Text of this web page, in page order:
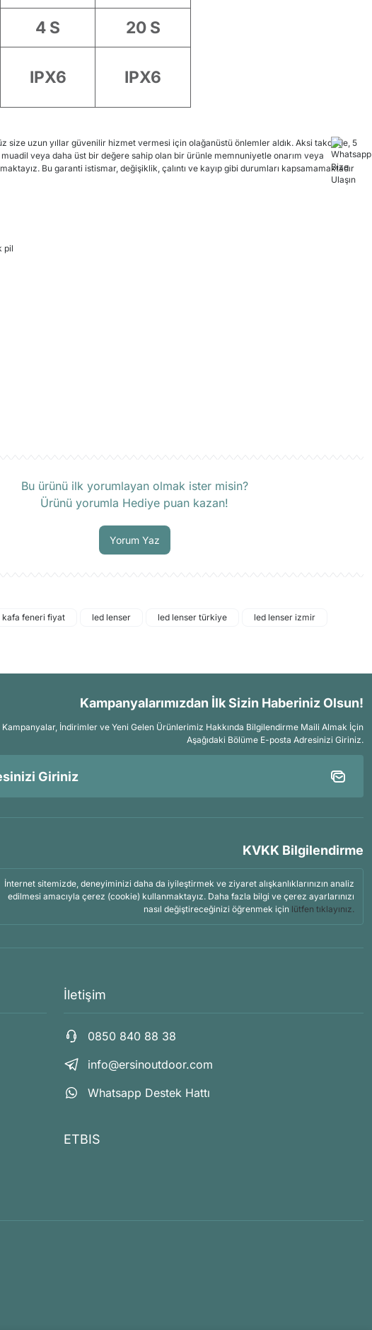
4 S 20 S
IPX6 IPX6
size uzun yıllar güvenilir hizmet vermesi için olağanüstü önlemler aldık. Aksi takdirde, 5
muadil veya daha üst bir değere sahip olan bir ürünle memnuniyetle onarım veya
Bu garanti istismar, değişiklik, çalıntı ve kayıp gibi durumları kapsamamaktadır
pil
Bu ürünü ilk yorumlayan olmak ister misin?
Ürünü yorumla Hediye puan kazan!
Yorum Yaz
kafa feneri fiyat led lenser led lenser türkiye
led lenser izmir
Kampanyalarımızdan İlk Sizin Haberiniz Olsun!
Kampanyalar, İndirimler ve Yeni Gelen Ürünlerimiz Hakkında Bilgilendirme Maili Almak İçin
Aşağıdaki Bölüme E-posta Adresinizi Giriniz.
KVKK Bilgilendirme
İnternet sitemizde, deneyiminizi daha da iyileştirmek ve ziyaret alışkanlıklarınızın analiz
edilmesi amacıyla çerez (cookie) kullanmaktayız. Daha fazla bilgi ve çerez ayarlarınızı
nasıl değiştireceğinizi öğrenmek için lütfen tıklayınız.
İletişim
0850 840 88 38
info@ersinoutdoor.com
Whatsapp Destek Hattı
ETBIS